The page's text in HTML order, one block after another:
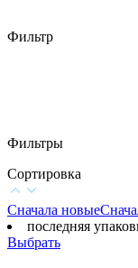
Фильтр
Фильтры
Сортировка
Сначала новые
последняя
Выбрать